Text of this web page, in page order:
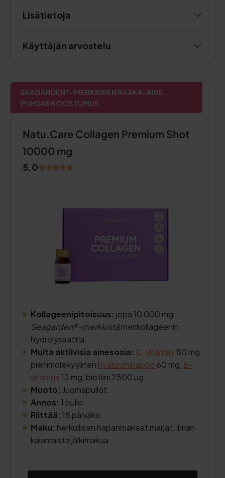
Lisätietoja
Käyttäjän arvostelu
SEAGARDEN®-MERKKINEN RAAKA-AINE,
PUHDAS KOOSTUMUS
Natu.Care Collagen Premium Shot
10000 mg
5.0
Kollageenipitoisuus: jopa 10 000 mg
Seagarden®-merkkistämerikollageenin
hydrolysaattia.
Muita aktiivisia ainesosia: C-vitamiini 80 mg,
pienimolekyylinen hyaluronihappo 60 mg, E-
vitamiini12 mg, biotiini 2500 µg.
Muoto: Juomapullot.
Annos: 1 pullo
Riittää: 15 päiväksi
Maku: herkullisen hapanmakeat marjat, ilman
kalamaista jälkimakua.